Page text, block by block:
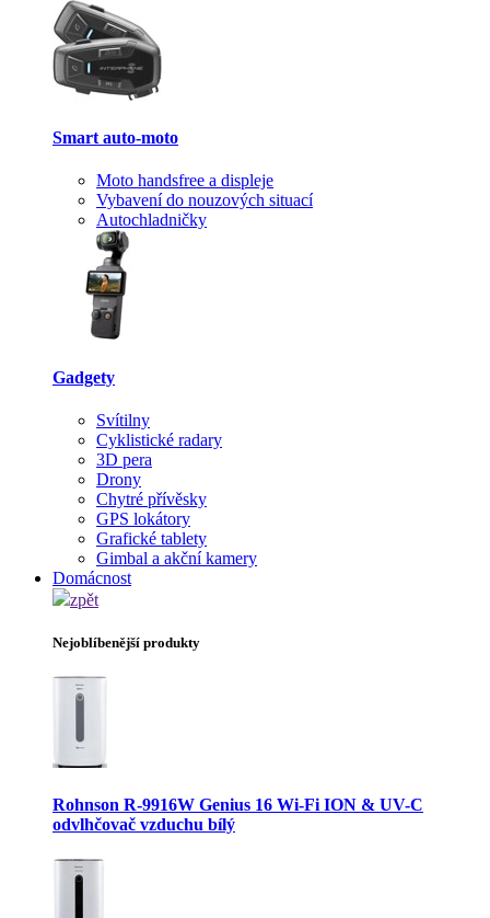
Smart auto-moto
Moto handsfree a displeje
Vybavení do nouzových situací
Autochladničky
Gadgety
Svítilny
Cyklistické radary
3D pera
Drony
Chytré přívěsky
GPS lokátory
Grafické tablety
Gimbal a akční kamery
Domácnost
zpět
Nejoblíbenější produkty
Rohnson R-9916W Genius 16 Wi-Fi ION & UV-C
odvlhčovač vzduchu bílý